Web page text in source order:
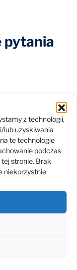
z technologii,
lub uzyskiwania
te technologie
podczas
stronie. Brak
niekorzystnie
pytania